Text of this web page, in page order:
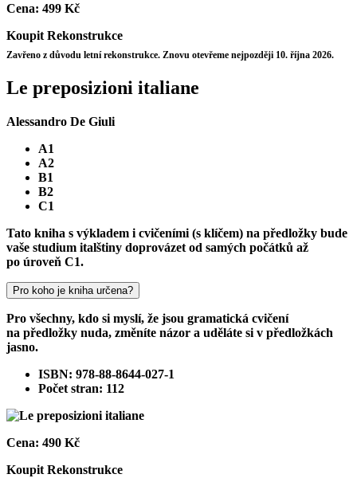
Cena: 499 Kč
Koupit Rekonstrukce
Zavřeno z důvodu letní rekonstrukce. Znovu otevřeme nejpozději 10. října 2026.
Le preposizioni italiane
Alessandro De Giuli
A1
A2
B1
B2
C1
Tato kniha s výkladem i cvičeními (s klíčem) na předložky bude
vaše studium italštiny doprovázet od samých počátků až
po úroveň C1.
Pro koho je kniha určena?
Pro všechny, kdo si myslí, že jsou gramatická cvičení
na předložky nuda, změníte názor a uděláte si v předložkách
jasno.
ISBN: 978-88-8644-027-1
Počet stran: 112
Cena: 490 Kč
Koupit Rekonstrukce